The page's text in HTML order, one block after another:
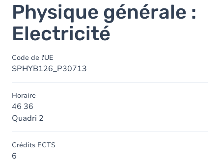
Physique générale :
Electricité
Code de l'UE
SPHYB126_P30713
Horaire
46 36
Quadri 2
Crédits ECTS
6